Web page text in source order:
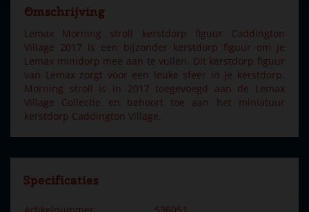
Omschrijving
Lemax Morning stroll kerstdorp figuur Caddington
Village 2017 is een bijzonder kerstdorp figuur om je
Lemax minidorp mee aan te vullen. Dit kerstdorp figuur
van Lemax zorgt voor een leuke sfeer in je kerstdorp.
Morning stroll is in 2017 toegevoegd aan de Lemax
Village Collectie en behoort toe aan het miniatuur
kerstdorp Caddington Village.
Specificaties